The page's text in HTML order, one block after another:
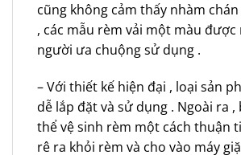
cũng không cảm thấy nhàm chán
, các mẫu rèm vải một màu
người ưa chuộng sử dụng .
– Với thiết kế hiện đại , loại sản
dễ lắp đặt và sử dụng . Ngoài ra ,
thể vệ sinh rèm một cách thuận
rê ra khỏi rèm và cho vào máy